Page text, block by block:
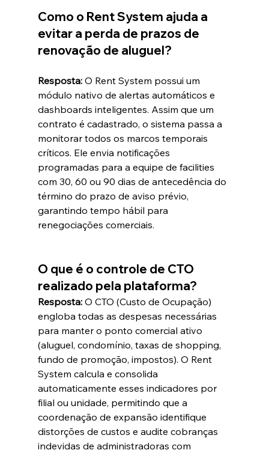
Como o Rent System ajuda a
evitar a perda de prazos de
renovação de aluguel?
Resposta: O Rent System possui um
módulo nativo de alertas automáticos e
dashboards inteligentes. Assim que um
contrato é cadastrado, o sistema passa a
monitorar todos os marcos temporais
críticos. Ele envia notificações
programadas para a equipe de facilities
com 30, 60 ou 90 dias de antecedência do
término do prazo de aviso prévio,
garantindo tempo hábil para
renegociações comerciais.
O que é o controle de CTO
realizado pela plataforma?
Resposta: O CTO (Custo de Ocupação)
engloba todas as despesas necessárias
para manter o ponto comercial ativo
(aluguel, condomínio, taxas de shopping,
fundo de promoção, impostos). O Rent
System calcula e consolida
automaticamente esses indicadores por
filial ou unidade, permitindo que a
coordenação de expansão identifique
distorções de custos e audite cobranças
indevidas de administradoras com